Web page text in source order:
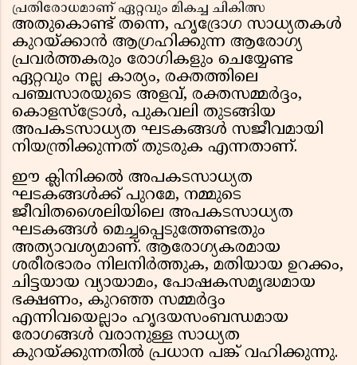
പ്രതിരോധമാണ് ഏറ്റവും മികച്ച ചികിത്സ
അതുകൊണ്ട് തന്നെ, ഹൃദ്രോഗ സാധ്യതകൾ
കുറയ്ക്കാൻ ആഗ്രഹിക്കുന്ന ആരോഗ്യ
പ്രവർത്തകരും രോഗികളും ചെയ്യേണ്ട
ഏറ്റവും നല്ല കാര്യം, രക്തത്തിലെ
പഞ്ചസാരയുടെ അളവ്, രക്തസമ്മർദ്ദം,
കൊളസ്ട്രോൾ, പുകവലി തുടങ്ങിയ
അപകടസാധ്യത ഘടകങ്ങൾ സജീവമായി
നിയന്ത്രിക്കുന്നത് തുടരുക എന്നതാണ്.
ഈ ക്ലിനിക്കൽ അപകടസാധ്യത
ഘടകങ്ങൾക്ക് പുറമേ, നമ്മുടെ
ജീവിതശൈലിയിലെ അപകടസാധ്യത
ഘടകങ്ങൾ മെച്ചപ്പെടുത്തേണ്ടതും
അത്യാവശ്യമാണ്. ആരോഗ്യകരമായ
ശരീരഭാരം നിലനിർത്തുക, മതിയായ ഉറക്കം,
ചിട്ടയായ വ്യായാമം, പോഷകസമൃദ്ധമായ
ഭക്ഷണം, കുറഞ്ഞ സമ്മർദ്ദം
എന്നിവയെല്ലാം ഹൃദയസംബന്ധമായ
രോഗങ്ങൾ വരാനുള്ള സാധ്യത
കുറയ്ക്കുന്നതിൽ പ്രധാന പങ്ക് വഹിക്കുന്നു.